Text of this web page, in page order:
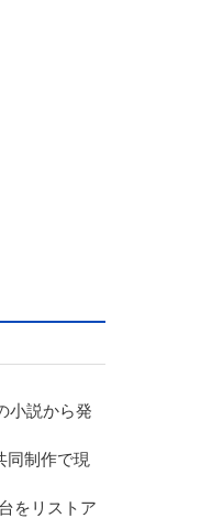
小説から発
同制作で現
をリストア